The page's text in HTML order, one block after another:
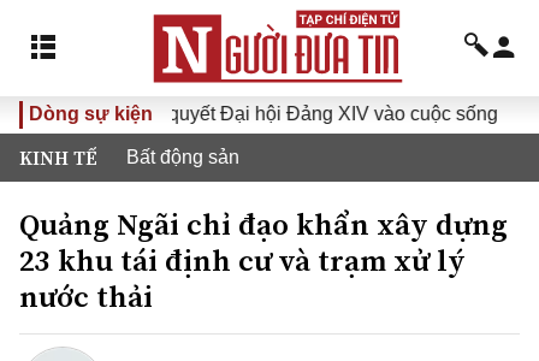
Dòng sự kiện
Đưa Nghị quyết Đại hội Đảng XIV vào cuộc sống
KINH TẾ Bất động sản
Quảng Ngãi chỉ đạo khẩn xây dựng
23 khu tái định cư và trạm xử lý
nước thải